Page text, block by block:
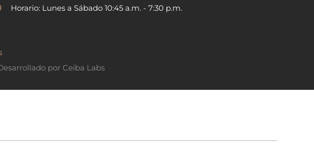
Horario: Lunes a Sábado 10:45 a.m. - 7:30 p.m.
por Ceiba Labs